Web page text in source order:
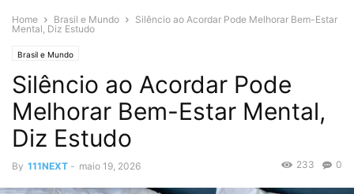
Home Brasil e Mundo
Silêncio ao Acordar Pode Melhorar Bem-Estar
Mental, Diz Estudo
Brasil e Mundo
Silêncio ao Acordar Pode
Melhorar Bem-Estar Mental,
Diz Estudo
By 111NEXT - maio 19, 2026 0
233